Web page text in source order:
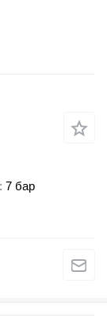
7 бар